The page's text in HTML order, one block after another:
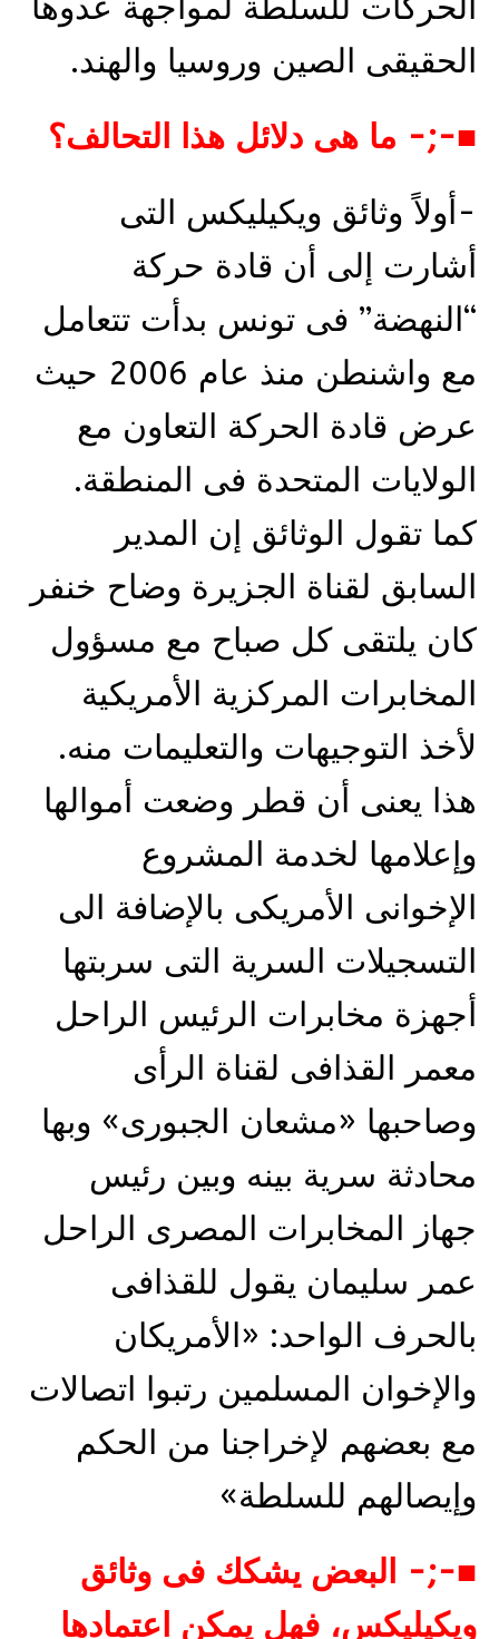
الحقيقى الصين وروسيا والهند.
■-;- ما هى دلائل هذا التحالف؟
-أولاً وثائق ويكيليكس التى
أشارت إلى أن قادة حركة
“النهضة” فى تونس بدأت تتعامل
مع واشنطن منذ عام 2006 حيث
عرض قادة الحركة التعاون مع
الولايات المتحدة فى المنطقة.
كما تقول الوثائق إن المدير
السابق لقناة الجزيرة وضاح خنفر
كان يلتقى كل صباح مع مسؤول
المخابرات المركزية الأمريكية
لأخذ التوجيهات والتعليمات منه.
هذا يعنى أن قطر وضعت أموالها
وإعلامها لخدمة المشروع
الإخوانى الأمريكى بالإضافة الى
التسجيلات السرية التى سربتها
أجهزة مخابرات الرئيس الراحل
معمر القذافى لقناة الرأى
وصاحبها «مشعان الجبورى» وبها
محادثة سرية بينه وبين رئيس
جهاز المخابرات المصرى الراحل
عمر سليمان يقول للقذافى
بالحرف الواحد: «الأمريكان
والإخوان المسلمين رتبوا اتصالات
مع بعضهم لإخراجنا من الحكم
وإيصالهم للسلطة»
■-;- البعض يشكك فى وثائق
ويكيليكس، فهل يمكن اعتمادها